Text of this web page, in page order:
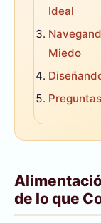
Ideal
Miedo
de lo que